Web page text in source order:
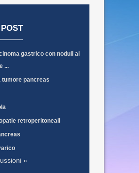
gastrico con noduli al
...
tumore pancreas
retroperitoneali
»